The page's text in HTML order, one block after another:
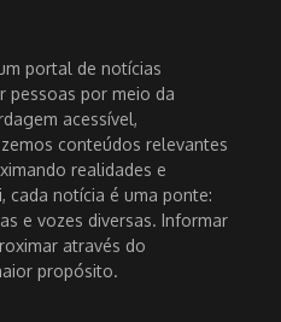
portal de notícias
pessoas por meio da
acessível,
conteúdos relevantes
realidades e
cada notícia é uma ponte:
e vozes diversas. Informar
através do
propósito.